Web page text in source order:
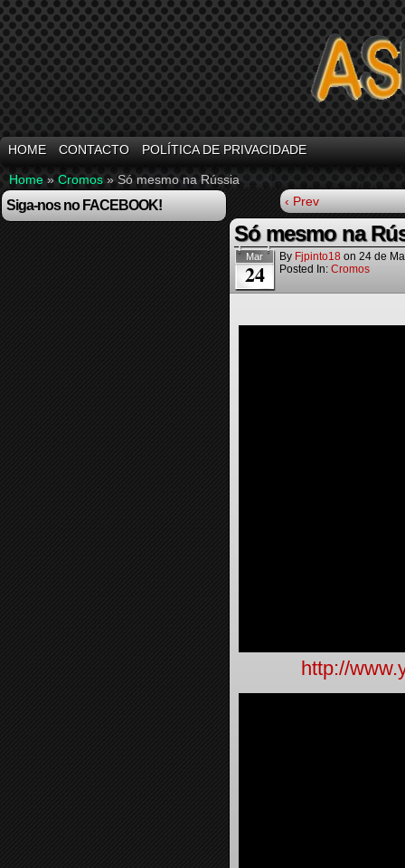
HOME CONTACTO POLÍTICA DE PRIVACIDADE
Home » Cromos » Só mesmo na Rússia
Siga-nos no FACEBOOK! ‹ Prev
Só mesmo na
Mar
24
By Fjpinto18 on 24 de
Posted In: Cromos
http://